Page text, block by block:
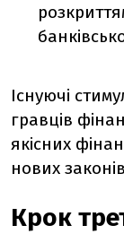
Існуючі
гравців
якісних
нових
Крок